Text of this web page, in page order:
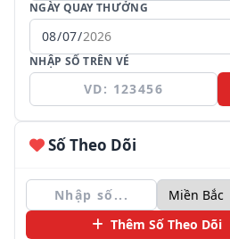
NGÀY QUAY THƯỞNG
NHẬP SỐ TRÊN VÉ
Số Theo Dõi
Thêm Số Theo Dõi